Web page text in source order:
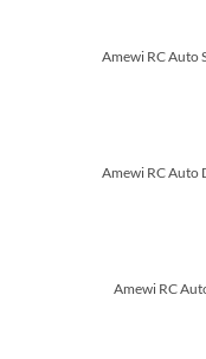
Amewi RC Auto
Amewi RC Auto
Amewi RC